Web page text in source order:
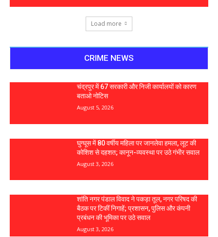
Load more
CRIME NEWS
चंद्रपुर में 67 सरकारी और निजी कार्यालयों को कारण
बताओ नोटिस
August 5, 2026
घुग्घूस में 80 वर्षीय महिला पर जानलेवा हमला, लूट की
कोशिश से दहशत; कानून-व्यवस्था पर उठे गंभीर सवाल
August 3, 2026
शांति नगर पंडाल विवाद ने पकड़ा तूल, नगर परिषद की
बैठक पर टिकीं निगाहें; प्रशासन, पुलिस और कंपनी
प्रबंधन की भूमिका पर उठे सवाल
August 3, 2026